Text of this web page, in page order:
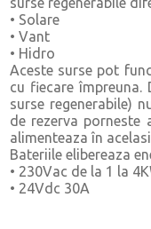
• Solare
• Vant
• Hidro
Aceste surse pot
cu fiecare
surse regenerabile)
de rezerva porneste
alimenteaza în
Bateriile elibereaza
• 230Vac de la 1 la
• 24Vdc 30A